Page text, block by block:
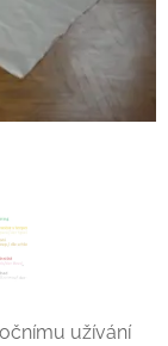
užívání